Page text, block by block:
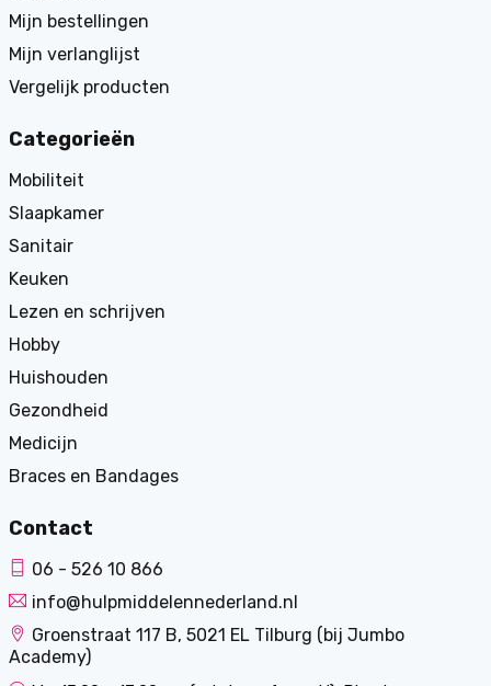
Mijn bestellingen
Mijn verlanglijst
Vergelijk producten
Categorieën
Mobiliteit
Slaapkamer
Sanitair
Keuken
Lezen en schrijven
Hobby
Huishouden
Gezondheid
Medicijn
Braces en Bandages
Contact
06 - 526 10 866
info@hulpmiddelennederland.nl
Groenstraat 117 B, 5021 EL Tilburg (bij Jumbo
Academy)